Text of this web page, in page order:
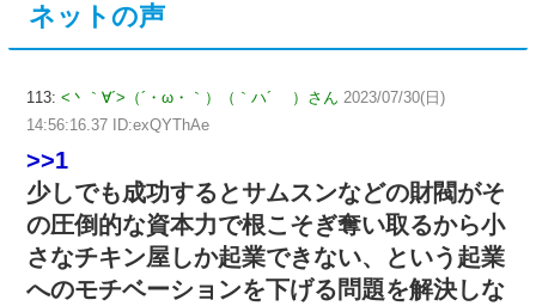
ネットの声
113: <丶｀∀´>（´・ω・｀）（｀ハ´ ）さん 2023/07/30(日)
14:56:16.37 ID:exQYThAe
>>1
少しでも成功するとサムスンなどの財閥がそ
の圧倒的な資本力で根こそぎ奪い取るから小
さなチキン屋しか起業できない、という起業
へのモチベーションを下げる問題を解決しな